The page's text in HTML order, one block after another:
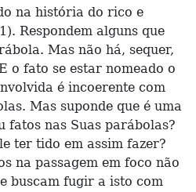
história do rico e
Respondem alguns que
Mas não há, sequer,
o fato se estar nomeado o
é incoerente com
Mas suponde que é uma
nas Suas parábolas?
ter tido em assim fazer?
na passagem em foco não
buscam fugir a isto com